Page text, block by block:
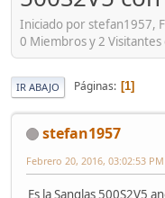
Iniciado por stefan1957,
0 Miembros y 2
IR ABAJO Páginas 1
stefan1957
Febrero 20, 2016, 03:02:53 PM
Es la Sanglas 500S2V5